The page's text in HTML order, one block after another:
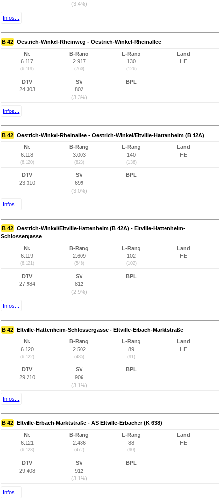
(3,4%)
Infos...
B 42 Oestrich-Winkel-Rheinweg - Oestrich-Winkel-Rheinallee
Nr.
6.117
(6.119)
B-Rang
2.917
(760)
L-Rang
130
(126)
Land
HE
DTV
24.303
SV
802
(3,3%)
BPL
Infos...
B 42 Oestrich-Winkel-Rheinallee - Oestrich-Winkel/Eltville-Hattenheim (B 42A)
Nr.
6.118
(6.120)
B-Rang
3.003
(823)
L-Rang
140
(136)
Land
HE
DTV
23.310
SV
699
(3,0%)
BPL
Infos...
B 42 Oestrich-Winkel/Eltville-Hattenheim (B 42A) - Eltville-Hattenheim-
Schlossergasse
Nr.
6.119
(6.121)
B-Rang
2.609
(548)
L-Rang
102
(102)
Land
HE
DTV
27.984
SV
812
(2,9%)
BPL
Infos...
B 42 Eltville-Hattenheim-Schlossergasse - Eltville-Erbach-Marktstraße
Nr.
6.120
(6.122)
B-Rang
2.502
(485)
L-Rang
89
(91)
Land
HE
DTV
29.210
SV
906
(3,1%)
BPL
Infos...
B 42 Eltville-Erbach-Marktstraße - AS Eltville-Erbacher (K 638)
Nr.
6.121
(6.123)
B-Rang
2.486
(477)
L-Rang
88
(90)
Land
HE
DTV
29.408
SV
912
(3,1%)
BPL
Infos...